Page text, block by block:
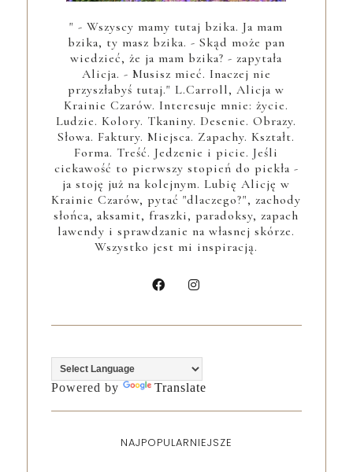
" - Wszyscy mamy tutaj bzika. Ja mam
bzika, ty masz bzika. - Skąd może pan
wiedzieć, że ja mam bzika? - zapytała
Alicja. - Musisz mieć. Inaczej nie
przyszłabyś tutaj." L.Carroll, Alicja w
Krainie Czarów. Interesuje mnie: życie.
Ludzie. Kolory. Tkaniny. Desenie. Obrazy.
Słowa. Faktury. Miejsca. Zapachy. Kształt.
Forma. Treść. Jedzenie i picie. Jeśli
ciekawość to pierwszy stopień do piekła -
ja stoję już na kolejnym. Lubię Alicję w
Krainie Czarów, pytać "dlaczego?", zachody
słońca, aksamit, fraszki, paradoksy, zapach
lawendy i sprawdzanie na własnej skórze.
Wszystko jest mi inspiracją.
Powered by Translate
NAJPOPULARNIEJSZE